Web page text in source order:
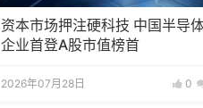
资本市场押注硬科技 中国半导
企业首登A股市值榜首
2026年07月28日 0